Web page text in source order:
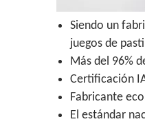
Siendo un
juegos de
Más del 96%
Certificación
Fabricante
El estándar